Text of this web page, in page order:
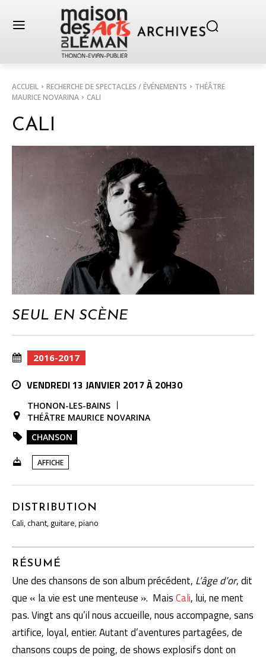
ACCUEIL RECHERCHE DE SPECTACLES / ÉVÉNEMENTS
THÉÂTRE
MAURICE NOVARINA
CALI
CALI
SEUL EN SCÈNE
2016-2017
VENDREDI 13 JANVIER 2017 À 20H30
THONON-LES-BAINS
THÉÂTRE MAURICE NOVARINA
CHANSON
AFFICHE
DISTRIBUTION
Cali, chant, guitare, piano
RÉSUMÉ
Une des chansons de son album précédent, L’âge d’or, dit
que « la vie est une menteuse ». MaisCali, lui, ne ment
pas. Vingt ans qu’il nous accueille, nous accompagne, sans
artifice, loyal, entier. Autant d’aventures partagées, de
chansons coups de poing, de shows explosifs dont on